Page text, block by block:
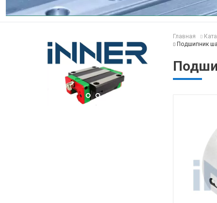
Главная
Подшипник